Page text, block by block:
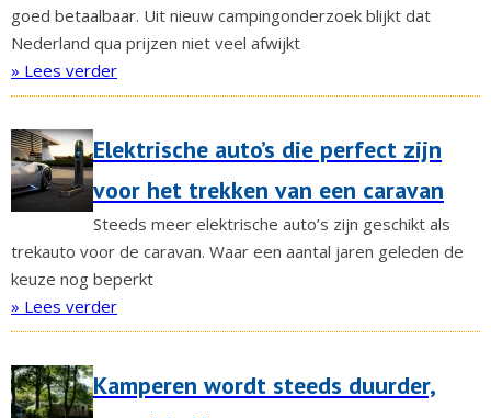
goed betaalbaar. Uit nieuw campingonderzoek blijkt dat
Nederland qua prijzen niet veel afwijkt
» Lees verder
Elektrische auto’s die perfect zijn
voor het trekken van een caravan
Steeds meer elektrische auto’s zijn geschikt als
trekauto voor de caravan. Waar een aantal jaren geleden de
keuze nog beperkt
» Lees verder
Kamperen wordt steeds duurder,